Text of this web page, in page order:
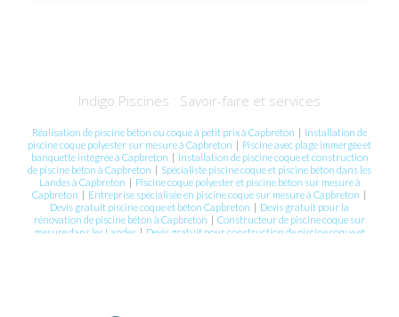
Indigo Piscines : Savoir-faire et services
Réalisation de piscine béton ou coque à petit prix à Capbreton | Installation de
piscine coque polyester sur mesure à Capbreton | Piscine avec plage immergée et
banquette intégrée à Capbreton | Installation de piscine coque et construction
de piscine béton à Capbreton | Spécialiste piscine coque et piscine béton dans les
Landes à Capbreton | Piscine coque polyester et piscine béton sur mesure à
Capbreton | Entreprise spécialisée en piscine coque sur mesure à Capbreton |
Devis gratuit piscine coque et béton Capbreton | Devis gratuit pour la
rénovation de piscine béton à Capbreton | Constructeur de piscine coque sur
mesure dans les Landes | Devis gratuit pour construction de piscine coque et